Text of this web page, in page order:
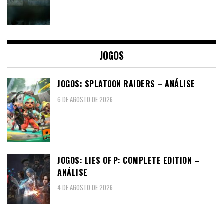
JOGOS
JOGOS: SPLATOON RAIDERS – ANÁLISE
6 DE AGOSTO DE 2026
JOGOS: LIES OF P: COMPLETE EDITION –
ANÁLISE
4 DE AGOSTO DE 2026